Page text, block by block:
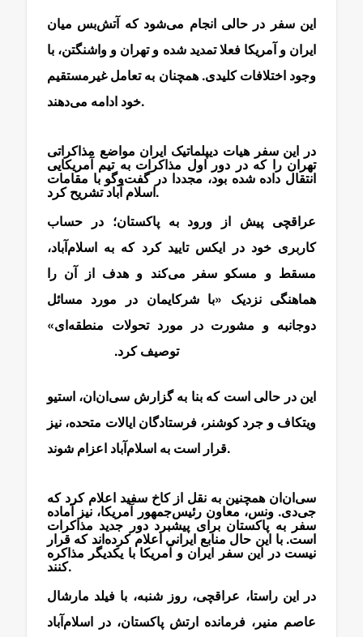
این سفر در حالی انجام می‌شود که آتش‌بس میان
ایران و آمریکا فعلا تمدید شده و تهران و واشنگتن، ‌با
وجود اختلافات کلیدی. همچنان به تعامل غیرمستقیم
خود ادامه می‌دهند.
در این سفر هیات دیپلماتیک ایران مواضع مذاکراتی
تهران را که در دور اول مذاکرات به تیم آمریکایی
انتقال داده شده بود، مجددا در گفت‌وگو با مقامات
اسلام آباد تشریح کرد.
عراقچی پیش از ورود به پاکستان؛ در حساب
کاربری خود در ایکس تایید کرد که به اسلام‌آباد،
مسقط و مسکو سفر می‌کند و هدف از آن را
هماهنگی نزدیک «با شرکایمان در مورد مسائل
دوجانبه و مشورت در مورد تحولات منطقه‌ای»
توصیف کرد.
این در حالی است که بنا به گزارش سی‌ان‌ان، استیو
ویتکاف و جرد کوشنر، فرستادگان ایالات متحده، نیز
قرار است به اسلام‌آباد اعزام شوند.
سی‌ا‌ن‌ان همچنین به نقل از کاخ سفید اعلام کرد که
جی‌دی. ونس، معاون رئیس‌جمهور آمریکا، نیز آماده
سفر به پاکستان برای پیشبرد دور جدید مذاکرات
است. با این حال منابع ایرانی اعلام کرده‌اند که قرار
نیست در این سفر ایران و آمریکا با یکدیگر مذاکره
کنند.
در این راستا، عراقچی، روز شنبه، با فیلد مارشال
عاصم منیر، فرمانده ارتش پاکستان، در اسلام‌آباد